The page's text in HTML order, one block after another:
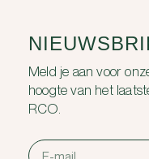
Meld je aan voor
hoogte van het
RCO.